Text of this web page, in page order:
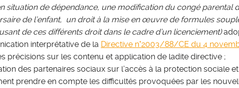
situation de dépendance, une modification du congé
de l’enfant, un droit à la mise en œuvre de formules
de ces différents droit dans le cadre d’un licenciement)
interprétative de la Directive n°2003/88/CE du 4
précisions sur les contenu et application de ladite directive ;
des partenaires sociaux sur l’accès à la protection sociale
prendre en compte les difficultés provoquées par les